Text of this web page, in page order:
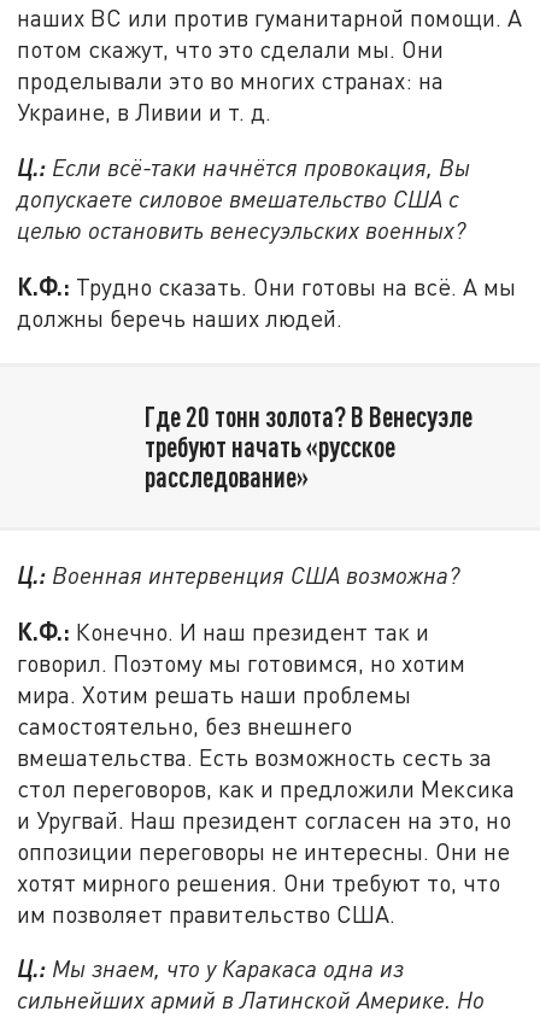
наших ВС или против гуманитарной помощи. А
потом скажут, что это сделали мы. Они
проделывали это во многих странах: на
Украине, в Ливии и т. д.
Ц.: Если всё-таки начнётся провокация, Вы
допускаете силовое вмешательство США с
целью остановить венесуэльских военных?
К.Ф.: Трудно сказать. Они готовы на всё. А мы
должны беречь наших людей.
Где 20 тонн золота? В Венесуэле
требуют начать «русское
расследование»
Ц.: Военная интервенция США возможна?
К.Ф.: Конечно. И наш президент так и
говорил. Поэтому мы готовимся, но хотим
мира. Хотим решать наши проблемы
самостоятельно, без внешнего
вмешательства. Есть возможность сесть за
стол переговоров, как и предложили Мексика
и Уругвай. Наш президент согласен на это, но
оппозиции переговоры не интересны. Они не
хотят мирного решения. Они требуют то, что
им позволяет правительство США.
Ц.: Мы знаем, что у Каракаса одна из
сильнейших армий в Латинской Америке. Но